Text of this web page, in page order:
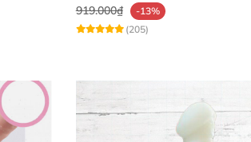
919.000₫
-13%
(205)